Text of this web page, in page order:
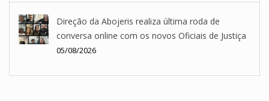
Direção da Abojeris realiza última roda de
conversa online com os novos Oficiais de Justiça
05/08/2026